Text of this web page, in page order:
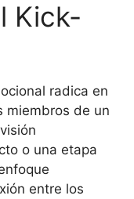
Kick-
radica en
miembros de un
o una etapa
entre los